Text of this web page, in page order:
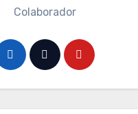
Colaborador